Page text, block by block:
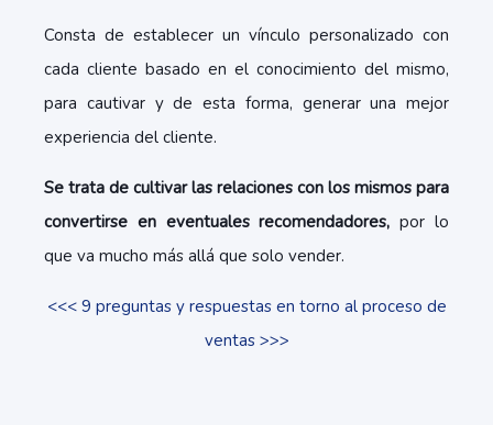
Consta de establecer un vínculo personalizado con
cada cliente basado en el conocimiento del mismo,
para cautivar y de esta forma, generar una mejor
experiencia del cliente.
Se trata de cultivar las relaciones con los mismos para
convertirse en eventuales recomendadores, por lo
que va mucho más allá que solo vender.
<<< 9 preguntas y respuestas en torno al proceso de
ventas >>>